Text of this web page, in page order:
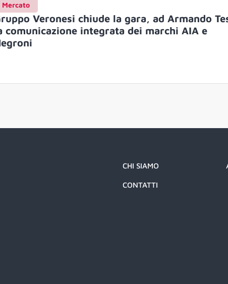
Mercato
Veronesi chiude la gara, ad Armando
comunicazione integrata dei marchi AIA e
CHI SIAMO
CONTATTI